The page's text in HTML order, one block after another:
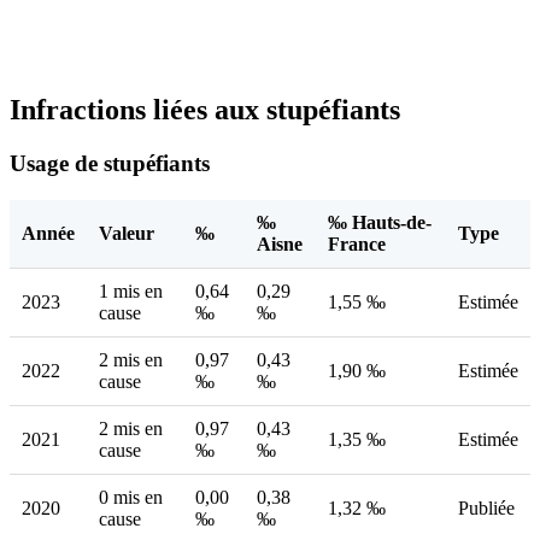
Infractions liées aux stupéfiants
Usage de stupéfiants
Année Valeur ‰
‰
Aisne
‰ Hauts-de-
France
Type
2023
1 mis en
cause
0,64
‰
0,29
‰
1,55 ‰ Estimée
2022
2 mis en
cause
0,97
‰
0,43
‰
1,90 ‰ Estimée
2021
2 mis en
cause
0,97
‰
0,43
‰
1,35 ‰ Estimée
2020
0 mis en
cause
0,00
‰
0,38
‰
1,32 ‰ Publiée